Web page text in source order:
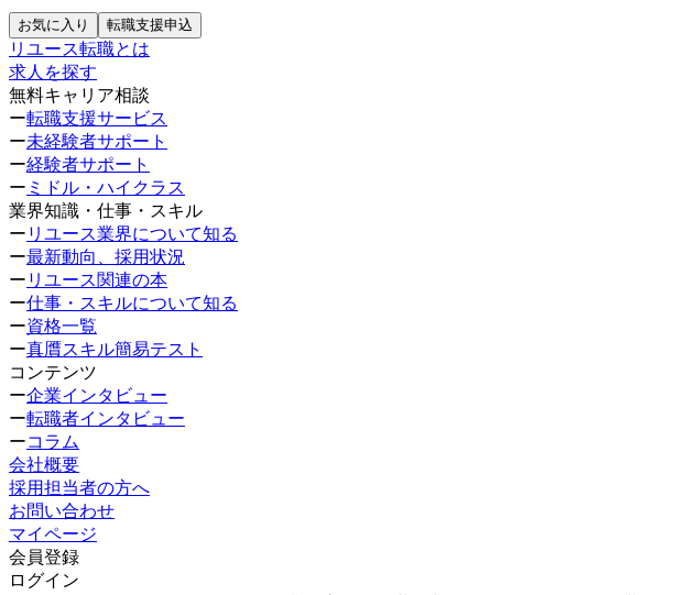
お気に入り 転職支援申込
リユース転職とは
求人を探す
無料キャリア相談
ー転職支援サービス
ー未経験者サポート
ー経験者サポート
ー ミドル・ハイクラス
業界知識・仕事・スキル
ー リユース業界について知る
ー最新動向、採用状況
ー リユース関連の本
ー仕事・スキルについて知る
ー資格一覧
ー真贋スキル簡易テスト
コンテンツ
ー企業インタビュー
ー転職者インタビュー
ーコラム
会社概要
採用担当者の方へ
お問い合わせ
マイページ
会員登録
ログイン